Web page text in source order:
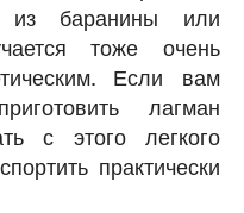
из баранины или
тоже очень
Если вам
лагман
с этого легкого
практически